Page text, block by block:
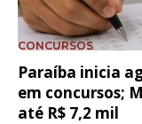
CONCURSOS
Paraíba inicia
em concursos;
até R$ 7,2 mil